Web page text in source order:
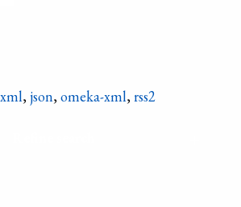
, json, omeka-xml, rss2